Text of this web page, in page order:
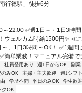
行徳駅」徒歩6分
～22:00 ✅週1日～・1日3時
ウェルカム時給1500円✨ ≪
、1日3時間～OK！ ✅1週間
簡単業務！マニュアル完備
社員登用あり 週1日からOK
副業
のみOK 主婦・主夫歓迎 週1シフ
学歴不問 平日のみOK 学生歓迎
クOK